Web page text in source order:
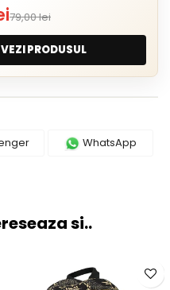
79,00 lei
VEZI PRODUSUL
WhatsApp
si..